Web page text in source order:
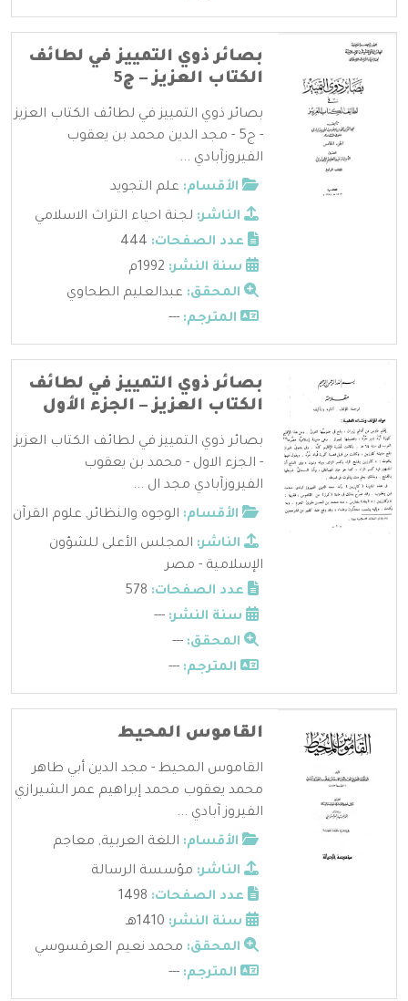
بصائر ذوي التمييز في لطائف
الكتاب العزيز – ج5
بصائر ذوي التمييز في لطائف الكتاب العزيز
- ج5 - مجد الدين محمد بن يعقوب
الفيروزآبادي ...
الأقسام: علم التجويد
الناشر: لجنة احياء التراث الاسلامي
عدد الصفحات:
سنة النشر:
المحقق: عبدالعليم الطحاوي
المترجم: ---
بصائر ذوي التمييز في لطائف
الكتاب العزيز – الجزء الأول
بصائر ذوي التمييز في لطائف الكتاب العزيز
- الجزء الاول - محمد بن يعقوب
الفيروزآبادي مجد ال ...
الأقسام: الوجوه والنظائر, علوم القرآن
الناشر: المجلس الأعلى للشؤون
الإسلامية - مصر
عدد الصفحات:
سنة النشر: ---
المحقق: ---
المترجم: ---
القاموس المحيط
القاموس المحيط - مجد الدين أبي طاهر
محمد يعقوب محمد إبراهيم عمر الشيرازي
الفيروز آبادي ...
الأقسام: اللغة العربية, معاجم
الناشر: مؤسسة الرسالة
عدد الصفحات:
سنة النشر:
المحقق: محمد نعيم العرقسوسي
المترجم: ---